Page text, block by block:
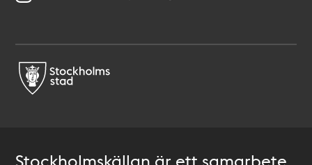
Stockholmskällan är ett samarbete